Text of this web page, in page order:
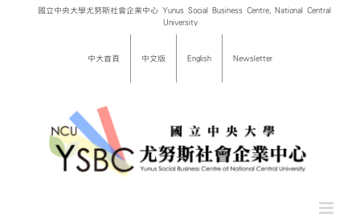
國立中央大學尤努斯社會企業中心 Yunus Social Business Centre, National Central
University
中大首頁 中文版 English Newsletter